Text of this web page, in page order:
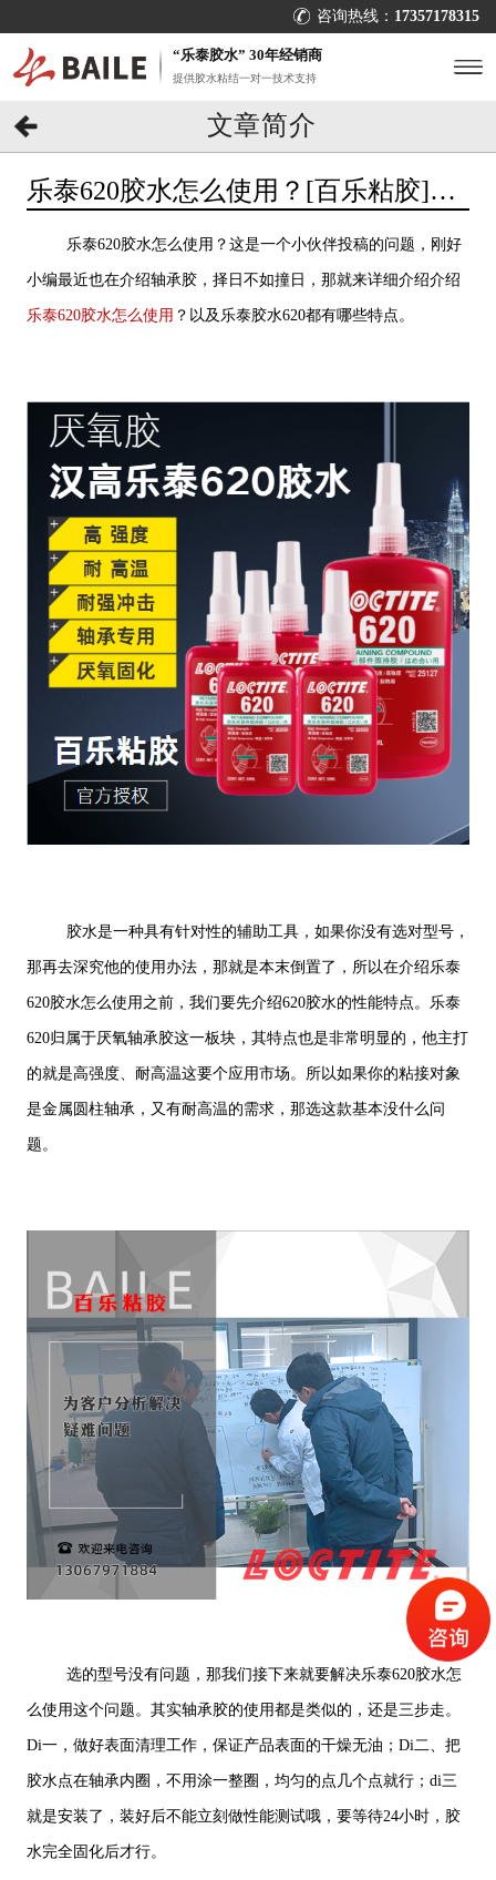
咨询热线： 17357178315
“乐泰胶水” 30年经销商
提供胶水粘结一对一技术支持
文章简介
乐泰620胶水怎么使用？[百乐粘胶]29
乐泰620胶水怎么使用？这是一个小伙伴投稿的问题，刚好
小编最近也在介绍轴承胶，择日不如撞日，那就来详细介绍介绍
乐泰620胶水怎么使用 ？以及乐泰胶水620都有哪些特点。
胶水是一种具有针对性的辅助工具，如果你没有选对型号，
那再去深究他的使用办法，那就是本末倒置了，所以在介绍乐泰
620胶水怎么使用之前，我们要先介绍620胶水的性能特点。乐泰
620归属于厌氧轴承胶这一板块，其特点也是非常明显的，他主打
的就是高强度、耐高温这要个应用市场。所以如果你的粘接对象
是金属圆柱轴承，又有耐高温的需求，那选这款基本没什么问
题。
选的型号没有问题，那我们接下来就要解决乐泰620胶水怎
么使用这个问题。其实轴承胶的使用都是类似的，还是三步走。
Di一，做好表面清理工作，保证产品表面的干燥无油；Di二、把
胶水点在轴承内圈，不用涂一整圈，均匀的点几个点就行；di三
就是安装了，装好后不能立刻做性能测试哦，要等待24小时，胶
水完全固化后才行。